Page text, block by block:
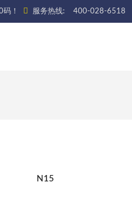
！ 服务热线: 400-028-6518
N15